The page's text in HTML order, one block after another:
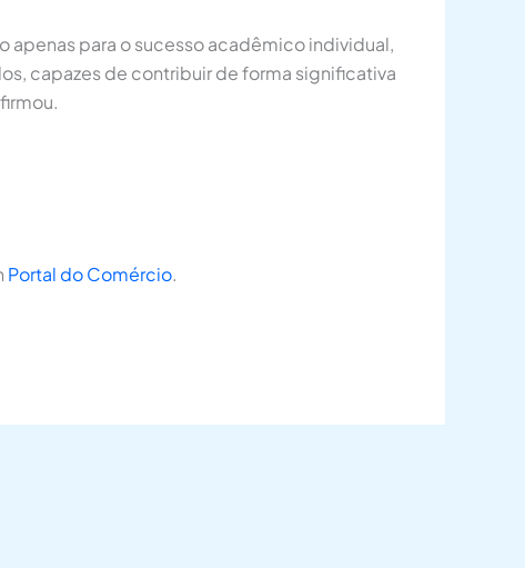
apenas para o sucesso acadêmico individual,
capazes de contribuir de forma significativa
Portal do Comércio.